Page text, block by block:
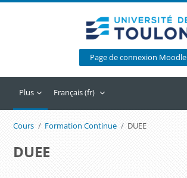
Page de connexion Moodle
Plus Français ‎(fr)‎
Cours Formation Continue DUEE
DUEE